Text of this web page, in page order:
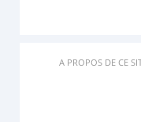
A PROPOS DE CE